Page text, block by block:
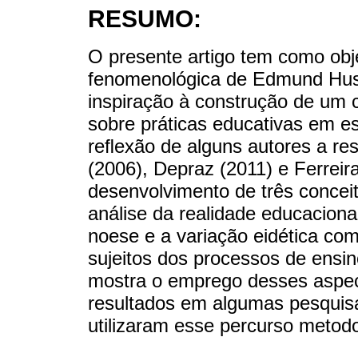
RESUMO:
O presente artigo tem como
fenomenológica de Edmund
inspiração à construção de um
sobre práticas educativas em
reﬂexão de alguns autores a
(2006), Depraz (2011) e
desenvolvimento de três
análise da realidade
noese e a variação eidética
sujeitos dos processos de
mostra o emprego desses
resultados em algumas
utilizaram esse percurso